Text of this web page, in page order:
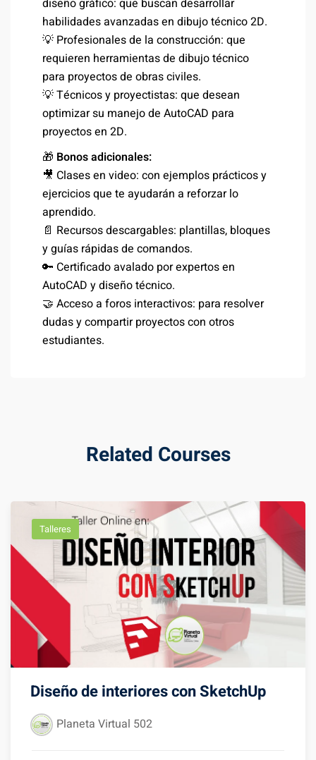
diseño gráfico: que buscan desarrollar
habilidades avanzadas en dibujo técnico 2D.
💡 Profesionales de la construcción: que
requieren herramientas de dibujo técnico
para proyectos de obras civiles.
💡 Técnicos y proyectistas: que desean
optimizar su manejo de AutoCAD para
proyectos en 2D.
🎁 Bonos adicionales:
🎥 Clases en video: con ejemplos prácticos y
ejercicios que te ayudarán a reforzar lo
aprendido.
📄 Recursos descargables: plantillas, bloques
y guías rápidas de comandos.
🔑 Certificado avalado por expertos en
AutoCAD y diseño técnico.
🤝 Acceso a foros interactivos: para resolver
dudas y compartir proyectos con otros
estudiantes.
Related Courses
Talleres
Diseño de interiores con SketchUp
Planeta Virtual 502